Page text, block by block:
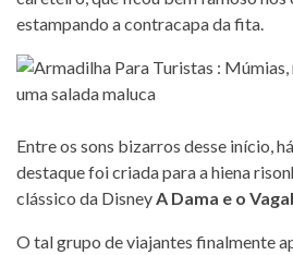
estampando a contracapa da fita.
Entre os sons bizarros desse início,
destaque foi criada para a hiena
clássico da Disney A Dama e o
O tal grupo de viajantes finalmente